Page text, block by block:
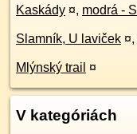
Kaskády ¤, modrá -
Slamník, U laviček ¤,
Mlýnský trail ¤
V kategóriách